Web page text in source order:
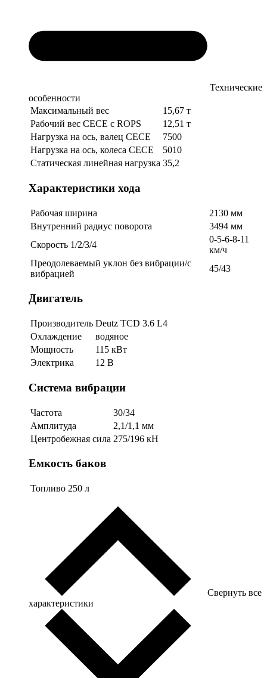
Технические
особенности
Максимальный вес
15,67 т
Рабочий вес СЕСЕ с ROPS
12,51 т
Нагрузка на ось, валец СЕСЕ
7500
Нагрузка на ось, колеса СЕСЕ
5010
Статическая линейная нагрузка 35,2
Характеристики хода
Рабочая ширина
2130 мм
Внутренний радиус поворота
3494 мм
Скорость 1/2/3/4
0-5-6-8-11
км/ч
Преодолеваемый уклон без вибрации/с
вибрацией
45/43
Двигатель
Производитель Deutz TCD 3.6 L4
Охлаждение
водяное
Мощность
115 кВт
Электрика
12 В
Система вибрации
Частота
30/34
Амплитуда
2,1/1,1 мм
Центробежная сила 275/196 кН
Емкость баков
Топливо 250 л
Свернуть все
характеристики